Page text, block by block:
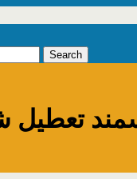
تعطیل